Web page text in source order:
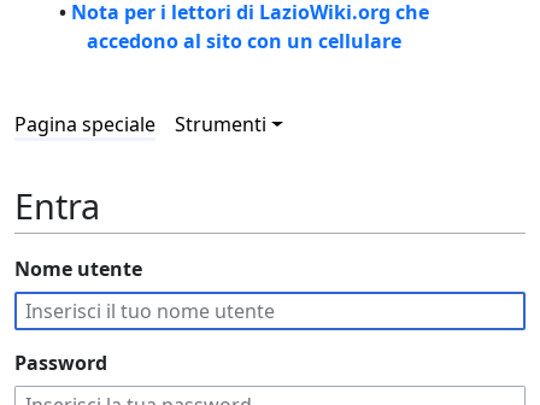
• Nota per i lettori di LazioWiki.org che
accedono al sito con un cellulare
Pagina speciale Strumenti
Entra
Nome utente
Password